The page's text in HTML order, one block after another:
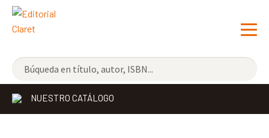
NOVEDADES
LOS MÁS VENDIDOS
NUESTRO CATÁLOGO